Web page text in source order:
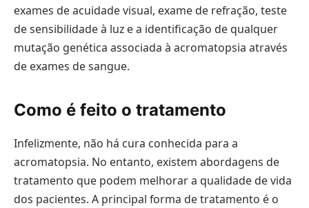
exames de acuidade visual, exame de refração, teste
de sensibilidade à luz e a identificação de qualquer
mutação genética associada à acromatopsia através
de exames de sangue.
Como é feito o tratamento
Infelizmente, não há cura conhecida para a
acromatopsia. No entanto, existem abordagens de
tratamento que podem melhorar a qualidade de vida
dos pacientes. A principal forma de tratamento é o